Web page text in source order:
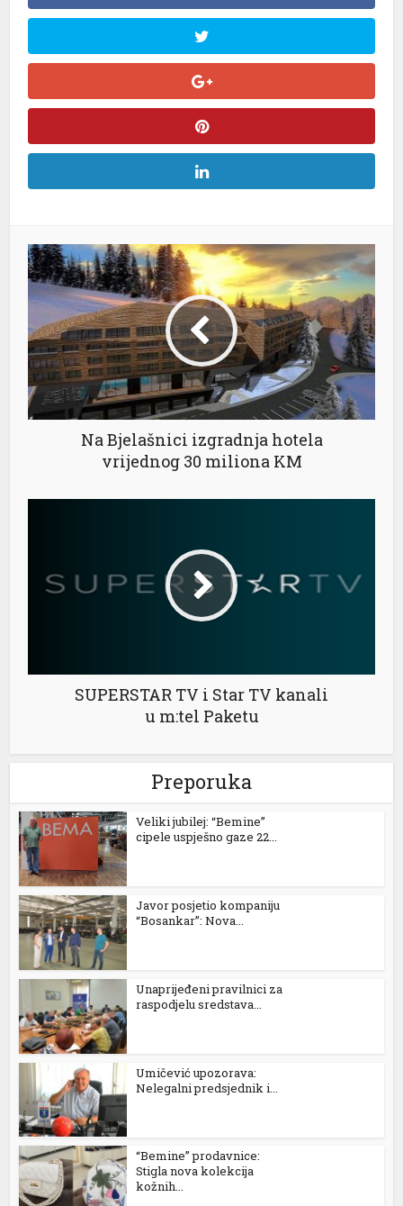
Na Bjelašnici izgradnja hotela
vrijednog 30 miliona KM
SUPERSTAR TV i Star TV kanali
u m:tel Paketu
Preporuka
Veliki jubilej: “Bemine”
cipele uspješno gaze 22...
Javor posjetio kompaniju
“Bosankar”: Nova...
Unaprijeđeni pravilnici za
raspodjelu sredstava...
Umičević upozorava:
Nelegalni predsjednik i...
“Bemine” prodavnice:
Stigla nova kolekcija
kožnih...